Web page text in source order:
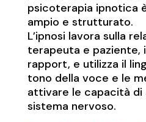
psicoterapia ipnotica
ampio e strutturato.
L’ipnosi lavora sulla
terapeuta e paziente,
rapport, e utilizza il
tono della voce e le
attivare le capacità di
sistema nervoso.